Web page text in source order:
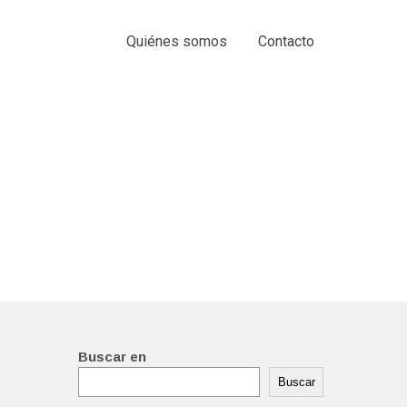
Quiénes somos Contacto
Buscar en
Buscar